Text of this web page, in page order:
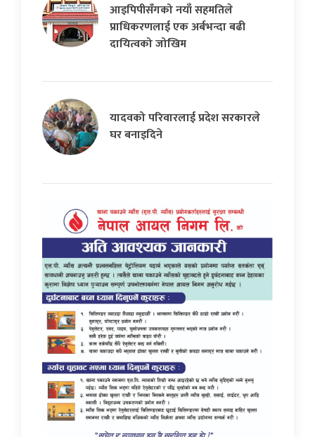
आइपिपीसँगको नयाँ सहमतिले
प्राधिकरणलाई एक अर्बभन्दा बढी
दायित्वको जोखिम
यादवको परिवारलाई प्रदेश सरकारले
घर बनाइदिने